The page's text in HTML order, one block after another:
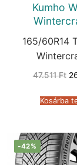
Kumho
165/60R14
47.511Ft
Kosárba
-42%